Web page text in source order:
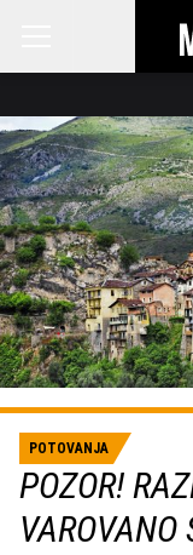
POTOVANJA
POZOR!
VAROVANO